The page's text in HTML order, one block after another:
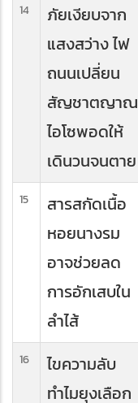
14
ภัยเงียบจาก
แสงสว่าง ไฟ
ถนนเปลี่ยน
สัญชาตญาณ
ไอโซพอดให้
เดินวนจนตาย
15
สารสกัดเนื้อ
หอยนางรม
อาจช่วยลด
การอักเสบใน
ลำไส้
16
ไขความลับ
ทำไมยุงเลือก